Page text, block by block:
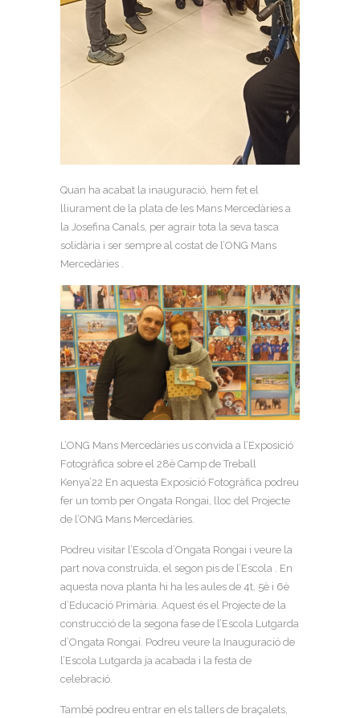
Quan ha acabat la inauguració, hem fet el
lliurament de la plata de les Mans Mercedàries a
la Josefina Canals, per agrair tota la seva tasca
solidària i ser sempre al costat de l’ONG Mans
Mercedàries .
L’ONG Mans Mercedàries us convida a l’Exposició
Fotogràfica sobre el 28è Camp de Treball
Kenya’22 En aquesta Exposició Fotogràfica podreu
fer un tomb per Ongata Rongai, lloc del Projecte
de l’ONG Mans Mercedàries.
Podreu visitar l’Escola d’Ongata Rongai i veure la
part nova construïda, el segon pis de l’Escola . En
aquesta nova planta hi ha les aules de 4t, 5è i 6è
d’Educació Primària. Aquest és el Projecte de la
construcció de la segona fase de l’Escola Lutgarda
d’Ongata Rongai. Podreu veure la Inauguració de
l’Escola Lutgarda ja acabada i la festa de
celebració.
També podreu entrar en els tallers de braçalets,